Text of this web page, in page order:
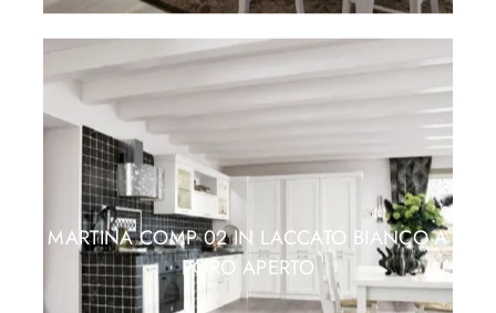
MARTINA COMP 02 IN LACCATO BIANCO A
PORO APERTO